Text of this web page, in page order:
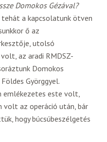
Domokos Gézával?
a kapcsolatunk ötven
ő az
utolsó
az aradi RMDSZ-
Domokos
Györggyel.
emlékezetes este volt,
volt az operáció után, bár
hogy búcsúbeszélgetés